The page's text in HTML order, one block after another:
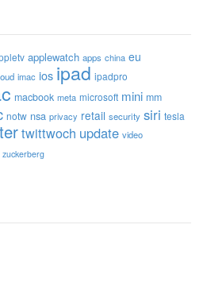
applewatch apps china eu
imac ios ipad ipadpro
macbook meta microsoft mini mm
notw nsa privacy retail security siri tesla
twittwoch update video
zuckerberg